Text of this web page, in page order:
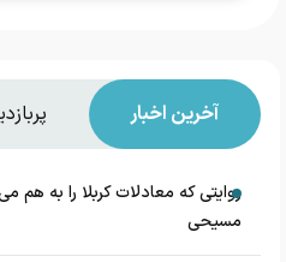
آخرین اخبار
روایتی که معادلات کربلا را به هم
مسیحی